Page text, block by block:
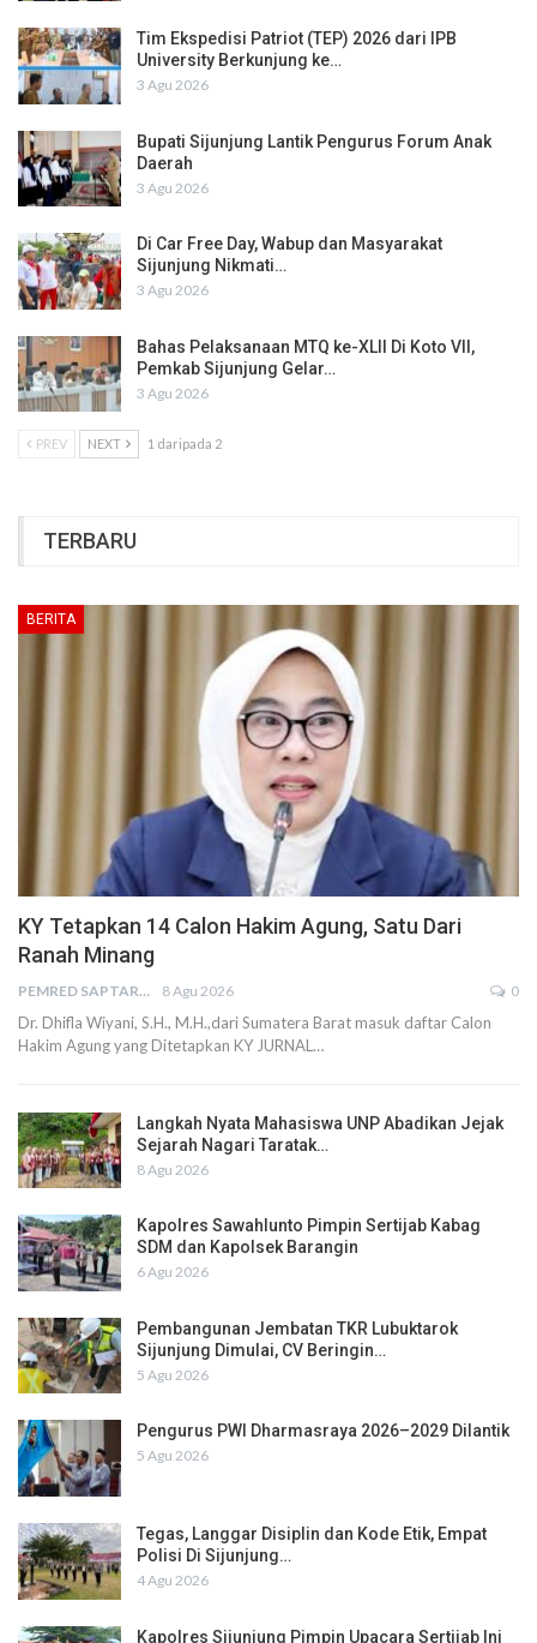
Tim Ekspedisi Patriot (TEP) 2026 dari IPB
University Berkunjung ke…
3 Agu 2026
Bupati Sijunjung Lantik Pengurus Forum Anak
Daerah
3 Agu 2026
Di Car Free Day, Wabup dan Masyarakat
Sijunjung Nikmati…
3 Agu 2026
Bahas Pelaksanaan MTQ ke-XLII Di Koto VII,
Pemkab Sijunjung Gelar…
3 Agu 2026
PREV NEXT 1 daripada 2
TERBARU
BERITA
KY Tetapkan 14 Calon Hakim Agung, Satu Dari
Ranah Minang
PEMRED SAPTARIUS 8 Agu 2026 0
Dr. Dhifla Wiyani, S.H., M.H.,dari Sumatera Barat masuk daftar Calon
Hakim Agung yang Ditetapkan KY JURNAL…
Langkah Nyata Mahasiswa UNP Abadikan Jejak
Sejarah Nagari Taratak…
8 Agu 2026
Kapolres Sawahlunto Pimpin Sertijab Kabag
SDM dan Kapolsek Barangin
6 Agu 2026
Pembangunan Jembatan TKR Lubuktarok
Sijunjung Dimulai, CV Beringin…
5 Agu 2026
Pengurus PWI Dharmasraya 2026–2029 Dilantik
5 Agu 2026
Tegas, Langgar Disiplin dan Kode Etik, Empat
Polisi Di Sijunjung…
4 Agu 2026
Kapolres Sijunjung Pimpin Upacara Sertijab Ini